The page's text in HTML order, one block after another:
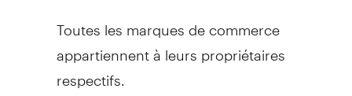
Toutes les marques de commerce
appartiennent à leurs propriétaires
respectifs.